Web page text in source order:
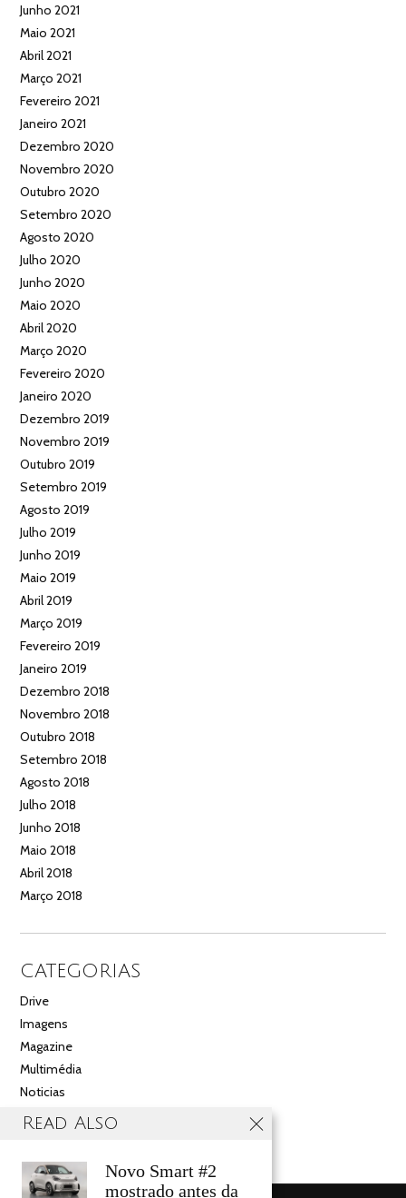
Junho 2021
Maio 2021
Abril 2021
Março 2021
Fevereiro 2021
Janeiro 2021
Dezembro 2020
Novembro 2020
Outubro 2020
Setembro 2020
Agosto 2020
Julho 2020
Junho 2020
Maio 2020
Abril 2020
Março 2020
Fevereiro 2020
Janeiro 2020
Dezembro 2019
Novembro 2019
Outubro 2019
Setembro 2019
Agosto 2019
Julho 2019
Junho 2019
Maio 2019
Abril 2019
Março 2019
Fevereiro 2019
Janeiro 2019
Dezembro 2018
Novembro 2018
Outubro 2018
Setembro 2018
Agosto 2018
Julho 2018
Junho 2018
Maio 2018
Abril 2018
Março 2018
CATEGORIAS
Drive
Imagens
Magazine
Multimédia
Noticias
Salão
Read Also
Novo Smart #2
mostrado antes da